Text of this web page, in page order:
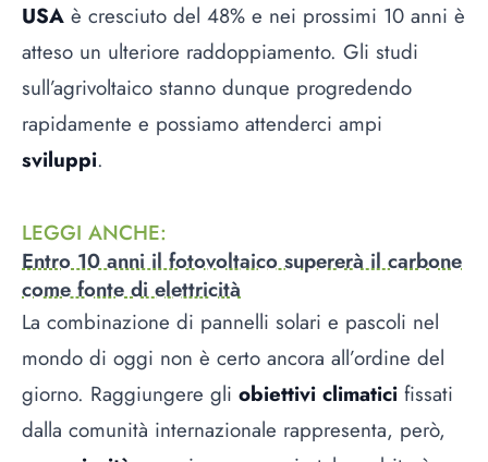
USA è cresciuto del 48% e nei prossimi 10 anni è
atteso un ulteriore raddoppiamento. Gli studi
sull’agrivoltaico stanno dunque progredendo
rapidamente e possiamo attenderci ampi
sviluppi.
LEGGI ANCHE:
Entro 10 anni il fotovoltaico supererà il carbone
come fonte di elettricità
La combinazione di pannelli solari e pascoli nel
mondo di oggi non è certo ancora all’ordine del
giorno. Raggiungere gli obiettivi climatici fissati
dalla comunità internazionale rappresenta, però,